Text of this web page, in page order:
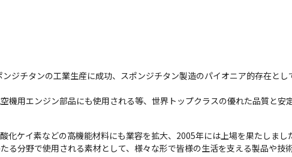
ジチタンの工業生産に成功、スポンジチタン製造のパイオニア的存在と
機用エンジン部品にも使用される等、世界トップクラスの優れた品質と安
化ケイ素などの高機能材料にも業容を拡大、2005年には上場を果たしまし
る分野で使用される素材として、様々な形で皆様の生活を支える製品や技